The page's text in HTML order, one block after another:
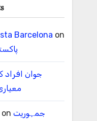
Barcelona on
جوان افراد
جمہوریت